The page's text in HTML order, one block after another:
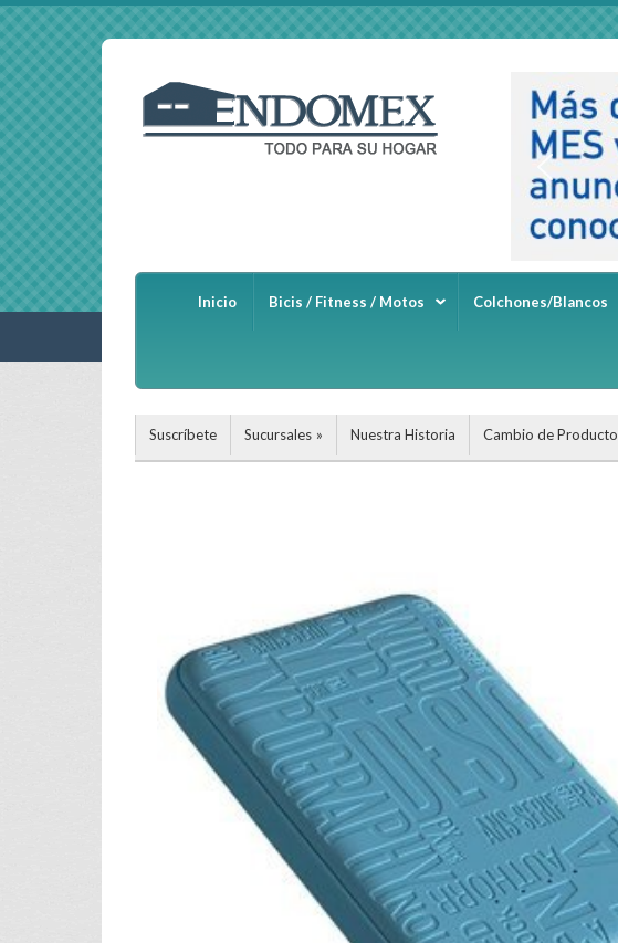
Inicio Bicis / Fitness / Motos Colchones/Blancos
Suscríbete Sucursales Nuestra Historia Cambio de Producto